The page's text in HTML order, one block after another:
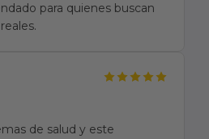
para quienes buscan
de salud y este